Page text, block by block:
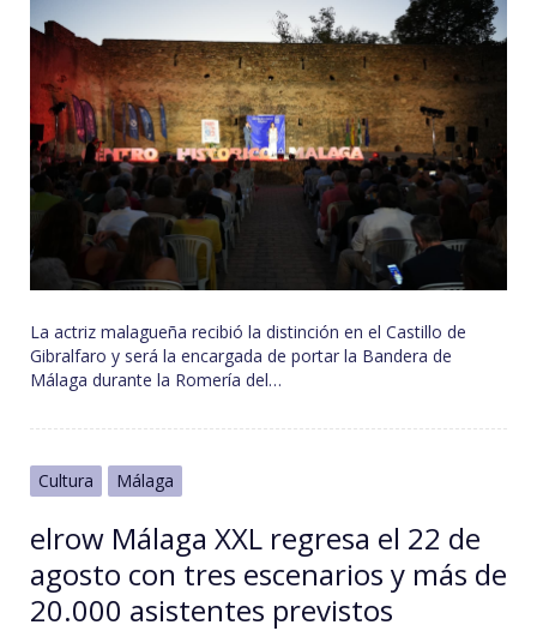
La actriz malagueña recibió la distinción en el Castillo de
Gibralfaro y será la encargada de portar la Bandera de
Málaga durante la Romería del…
Cultura Málaga
elrow Málaga XXL regresa el 22 de
agosto con tres escenarios y más de
20.000 asistentes previstos